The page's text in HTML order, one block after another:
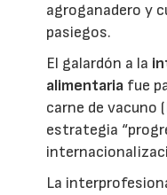
agroganadero y
pasiegos.
El galardón a la
alimentaria fue
carne de vacuno
estrategia
La